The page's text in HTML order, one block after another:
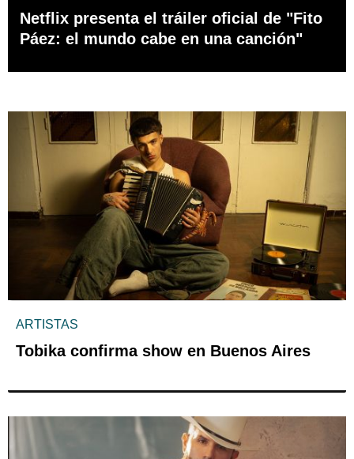
Netflix presenta el tráiler oficial de "Fito
Páez: el mundo cabe en una canción"
ARTISTAS
Tobika confirma show en Buenos Aires